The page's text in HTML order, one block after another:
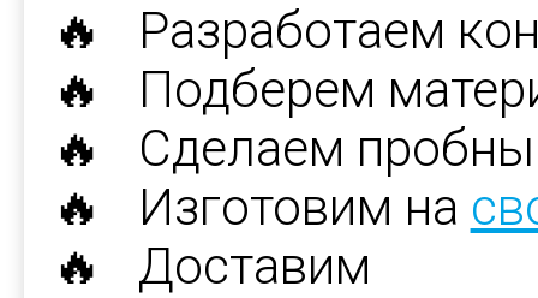
🔥 Разработаем
🔥 Подберем
🔥 Сделаем
🔥 Изготовим на
🔥 Доставим